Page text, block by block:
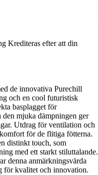
Krediteras efter att din
de innovativa Purechill
och en cool futuristisk
basplagget för
mjuka dämpningen ger
Utdrag för ventilation och
för de flitiga fötterna.
distinkt touch, som
med ett starkt stiluttalande.
denna anmärkningsvärda
för kvalitet och innovation.